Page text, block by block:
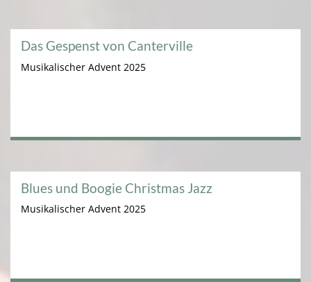
Blues und Boogie Christmas Jazz
Musikalischer Advent 2025
Das Gespenst von Canterville
Musikalischer Advent 2025